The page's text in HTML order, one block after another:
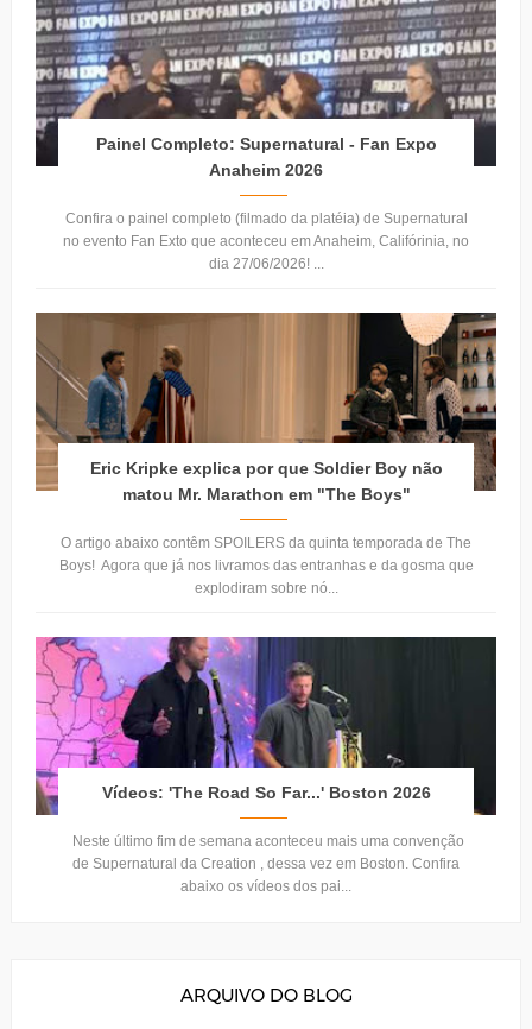
Painel Completo: Supernatural - Fan Expo
Anaheim 2026
Confira o painel completo (filmado da platéia) de Supernatural
no evento Fan Exto que aconteceu em Anaheim, Califórinia, no
dia 27/06/2026! ...
Eric Kripke explica por que Soldier Boy não
matou Mr. Marathon em "The Boys"
O artigo abaixo contêm SPOILERS da quinta temporada de The
Boys! Agora que já nos livramos das entranhas e da gosma que
explodiram sobre nó...
Vídeos: 'The Road So Far...' Boston 2026
Neste último fim de semana aconteceu mais uma convenção
de Supernatural da Creation , dessa vez em Boston. Confira
abaixo os vídeos dos pai...
ARQUIVO DO BLOG